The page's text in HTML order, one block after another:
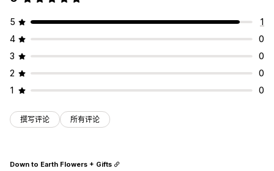
5
1
4
0
3
0
2
0
1
0
撰写评论 所有评论
Down to Earth Flowers + Gifts